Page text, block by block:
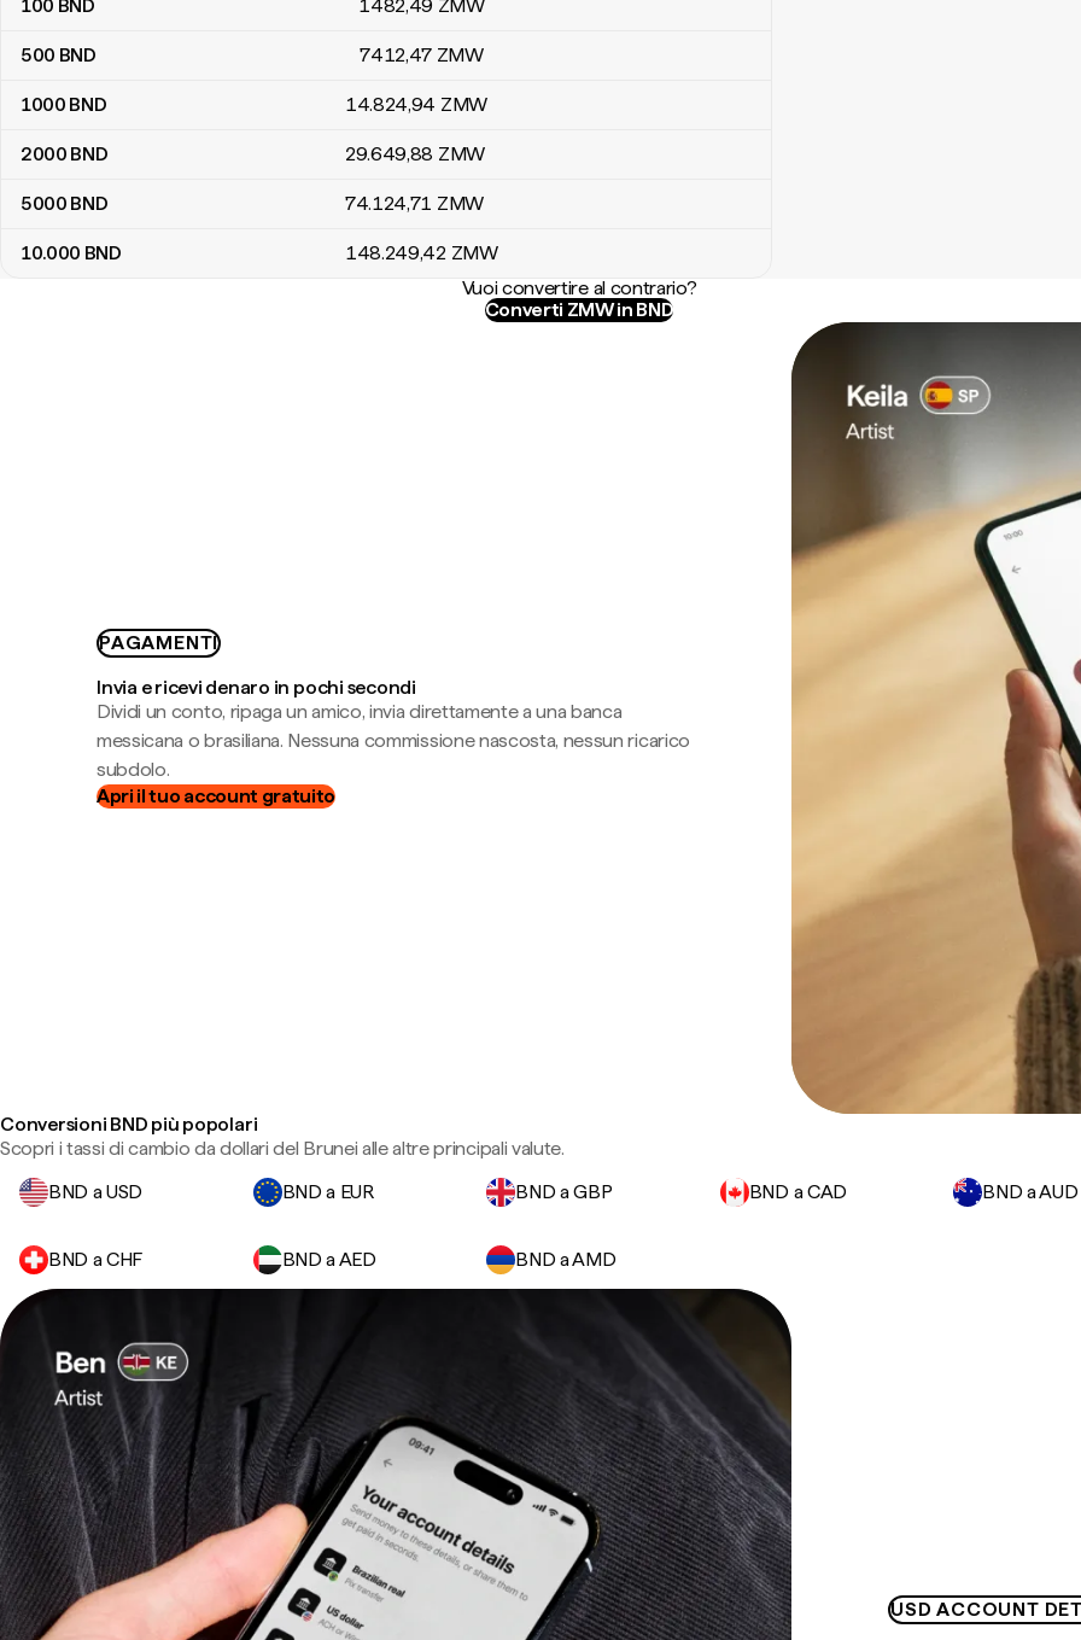
100 BND 1482,49 ZMW
500 BND 7412,47 ZMW
1000 BND 14.824,94 ZMW
2000 BND 29.649,88 ZMW
5000 BND 74.124,71 ZMW
10.000 BND 148.249,42 ZMW
Vuoi convertire al contrario?
Converti ZMW in BND
PAGAMENTI
Invia e ricevi denaro in pochi secondi
Dividi un conto, ripaga un amico, invia direttamente a una banca
messicana o brasiliana. Nessuna commissione nascosta, nessun ricarico
subdolo.
Apri il tuo account gratuito
Conversioni BND più popolari
Scopri i tassi di cambio da dollari del Brunei alle altre principali valute.
BND a USD
BND a EUR BND a GBP BND a CAD BND a AUD
BND a CHF BND a AED BND a AMD
USD ACCOUNT